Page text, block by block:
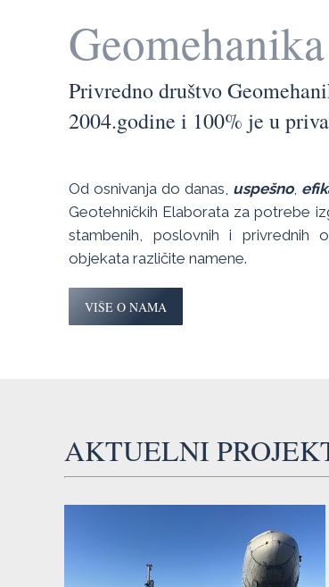
Privredno društvo
2004.godine i 100% je u
Od osnivanja do danas, uspešno,
Geotehničkih Elaborata za potrebe
stambenih, poslovnih i privrednih
objekata različite namene.
VIŠE O NAMA
AKTUELNI